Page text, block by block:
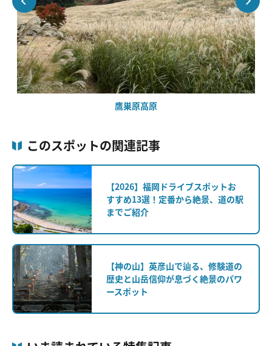
鷹巣原高原
このスポットの関連記事
【2026】福岡ドライブスポットお
すすめ13選！定番から絶景、道の駅
までご紹介
【神の山】英彦山で辿る、修験道の
歴史と山岳信仰が息づく絶景のパワ
ースポット